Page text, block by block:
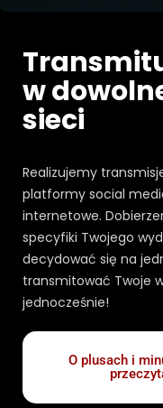
w
sieci
Realizujemy
platformy social
internetowe.
specyfiki Twojego
decydować się na
transmitować Twoje
jednocześnie!
O plusach i